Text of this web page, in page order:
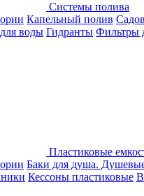
Системы полива
Капельный полив
воды Гидранты Фильтры
Пластиковые
Баки для душа.
Кессоны пластиковые